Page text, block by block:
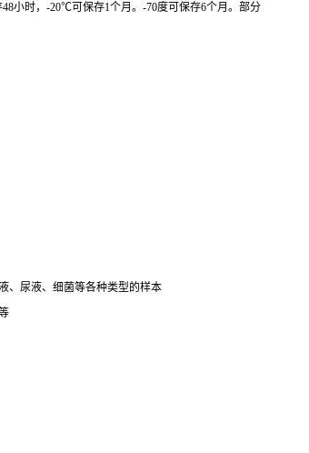
小时，-20℃可保存1个月。-70度可保存6个月。部分
、尿液、细菌等各种类型的样本